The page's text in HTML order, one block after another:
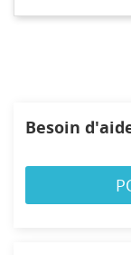
Besoin